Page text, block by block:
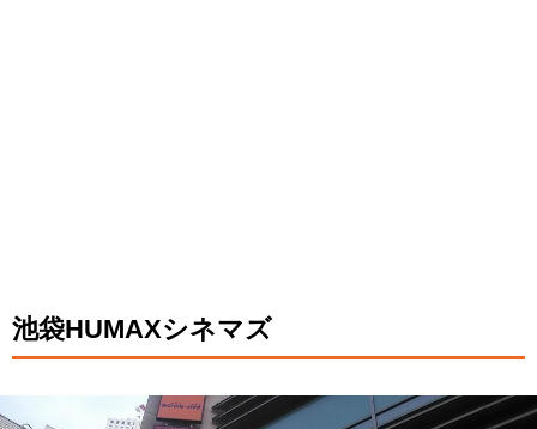
池袋HUMAXシネマズ